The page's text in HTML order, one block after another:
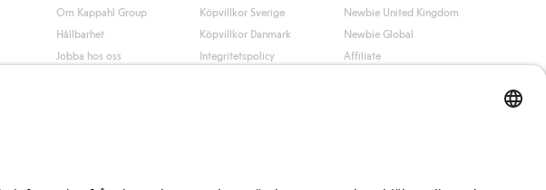
Om Kappahl Group
Hållbarhet
Jobba hos oss
Köpvillkor Sverige
Köpvillkor Danmark
Integritetspolicy
Newbie United Kingdom
Newbie Global
Affiliate